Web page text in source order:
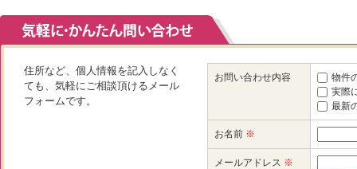
住所など、個人情報を記入しなく
ても、気軽にご相談頂けるメール
フォームです。
お問い合わせ内容
物件
実際
最新
お名前 ※
メールアドレス ※